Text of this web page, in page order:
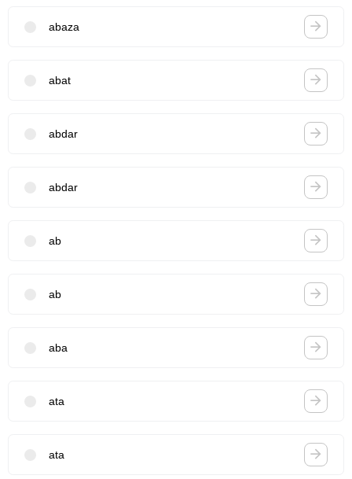
abaza
abat
abdar
abdar
ab
ab
aba
ata
ata